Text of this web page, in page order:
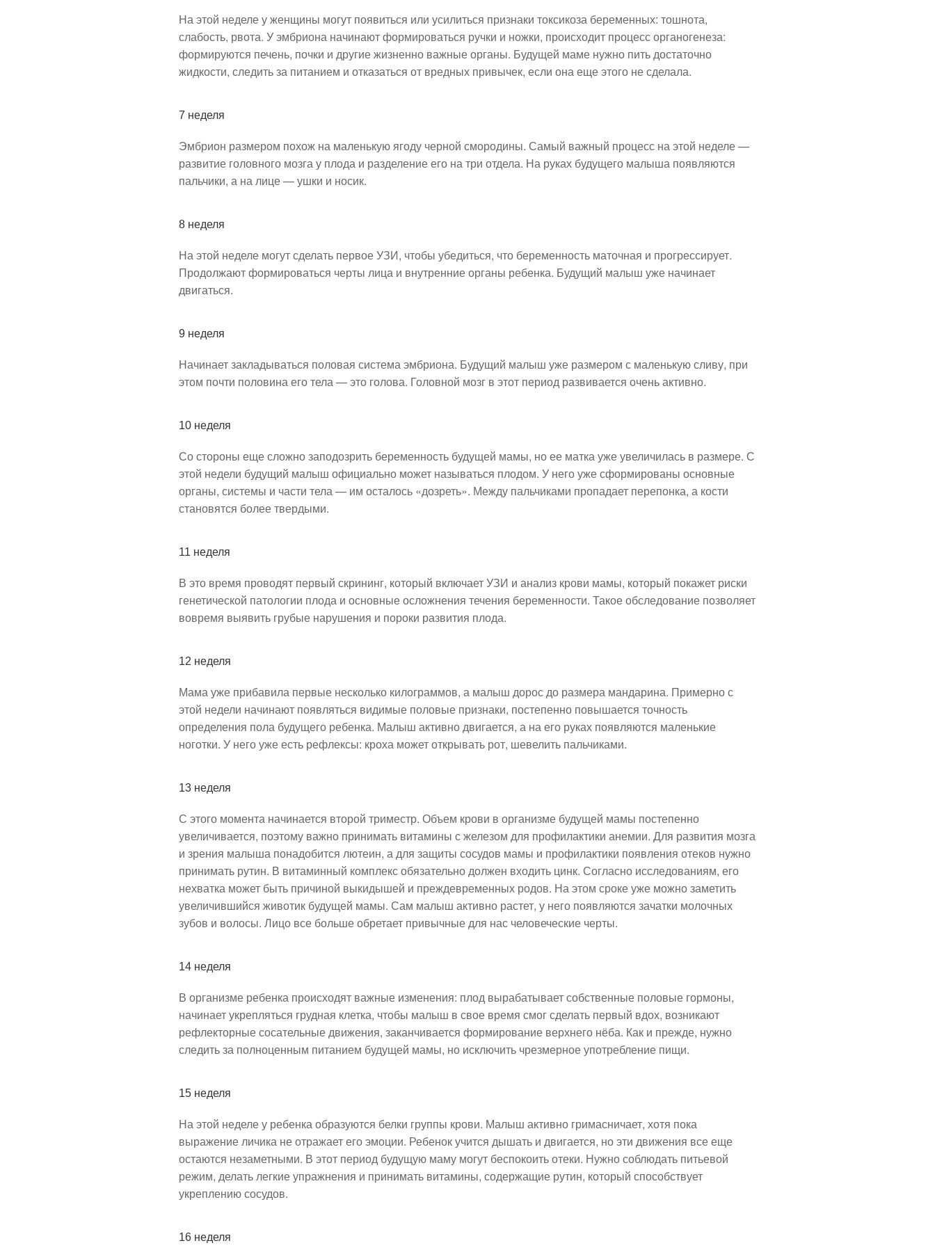
На этой неделе у женщины могут появиться или усилиться признаки токсикоза беременных: тошнота,
слабость, рвота. У эмбриона начинают формироваться ручки и ножки, происходит процесс органогенеза:
формируются печень, почки и другие жизненно важные органы. Будущей маме нужно пить достаточно
жидкости, следить за питанием и отказаться от вредных привычек, если она еще этого не сделала.
7 неделя
Эмбрион размером похож на маленькую ягоду черной смородины. Самый важный процесс на этой неделе —
развитие головного мозга у плода и разделение его на три отдела. На руках будущего малыша появляются
пальчики, а на лице — ушки и носик.
8 неделя
На этой неделе могут сделать первое УЗИ, чтобы убедиться, что беременность маточная и прогрессирует.
Продолжают формироваться черты лица и внутренние органы ребенка. Будущий малыш уже начинает
двигаться.
9 неделя
Начинает закладываться половая система эмбриона. Будущий малыш уже размером с маленькую сливу, при
этом почти половина его тела — это голова. Головной мозг в этот период развивается очень активно.
10 неделя
Со стороны еще сложно заподозрить беременность будущей мамы, но ее матка уже увеличилась в размере. С
этой недели будущий малыш официально может называться плодом. У него уже сформированы основные
органы, системы и части тела — им осталось «дозреть». Между пальчиками пропадает перепонка, а кости
становятся более твердыми.
11 неделя
В это время проводят первый скрининг, который включает УЗИ и анализ крови мамы, который покажет риски
генетической патологии плода и основные осложнения течения беременности. Такое обследование позволяет
вовремя выявить грубые нарушения и пороки развития плода.
12 неделя
Мама уже прибавила первые несколько килограммов, а малыш дорос до размера мандарина. Примерно с
этой недели начинают появляться видимые половые признаки, постепенно повышается точность
определения пола будущего ребенка. Малыш активно двигается, а на его руках появляются маленькие
ноготки. У него уже есть рефлексы: кроха может открывать рот, шевелить пальчиками.
13 неделя
С этого момента начинается второй триместр. Объем крови в организме будущей мамы постепенно
увеличивается, поэтому важно принимать витамины с железом для профилактики анемии. Для развития мозга
и зрения малыша понадобится лютеин, а для защиты сосудов мамы и профилактики появления отеков нужно
принимать рутин. В витаминный комплекс обязательно должен входить цинк. Согласно исследованиям, его
нехватка может быть причиной выкидышей и преждевременных родов. На этом сроке уже можно заметить
увеличившийся животик будущей мамы. Сам малыш активно растет, у него появляются зачатки молочных
зубов и волосы. Лицо все больше обретает привычные для нас человеческие черты.
14 неделя
В организме ребенка происходят важные изменения: плод вырабатывает собственные половые гормоны,
начинает укрепляться грудная клетка, чтобы малыш в свое время смог сделать первый вдох, возникают
рефлекторные сосательные движения, заканчивается формирование верхнего нёба. Как и прежде, нужно
следить за полноценным питанием будущей мамы, но исключить чрезмерное употребление пищи.
15 неделя
На этой неделе у ребенка образуются белки группы крови. Малыш активно гримасничает, хотя пока
выражение личика не отражает его эмоции. Ребенок учится дышать и двигается, но эти движения все еще
остаются незаметными. В этот период будущую маму могут беспокоить отеки. Нужно соблюдать питьевой
режим, делать легкие упражнения и принимать витамины, содержащие рутин, который способствует
укреплению сосудов.
16 неделя